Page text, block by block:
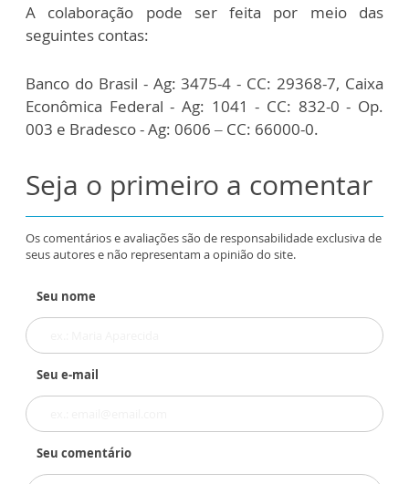
A colaboração pode ser feita por meio das
seguintes contas:
Banco do Brasil - Ag: 3475-4 - CC: 29368-7, Caixa
Econômica Federal - Ag: 1041 - CC: 832-0 - Op.
003 e Bradesco - Ag: 0606 – CC: 66000-0.
Seja o primeiro a comentar
Os comentários e avaliações são de responsabilidade exclusiva de
seus autores e não representam a opinião do site.
Seu nome
Seu e-mail
Seu comentário